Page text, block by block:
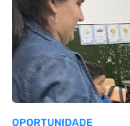
OPORTUNIDADE